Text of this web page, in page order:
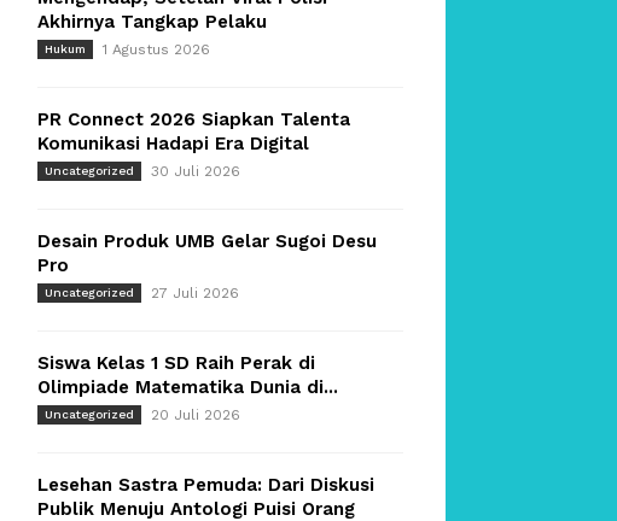
Akhirnya Tangkap Pelaku
Hukum 1 Agustus 2026
PR Connect 2026 Siapkan Talenta
Komunikasi Hadapi Era Digital
Uncategorized 30 Juli 2026
Desain Produk UMB Gelar Sugoi Desu
Pro
Uncategorized 27 Juli 2026
Siswa Kelas 1 SD Raih Perak di
Olimpiade Matematika Dunia di...
Uncategorized 20 Juli 2026
Lesehan Sastra Pemuda: Dari Diskusi
Publik Menuju Antologi Puisi Orang